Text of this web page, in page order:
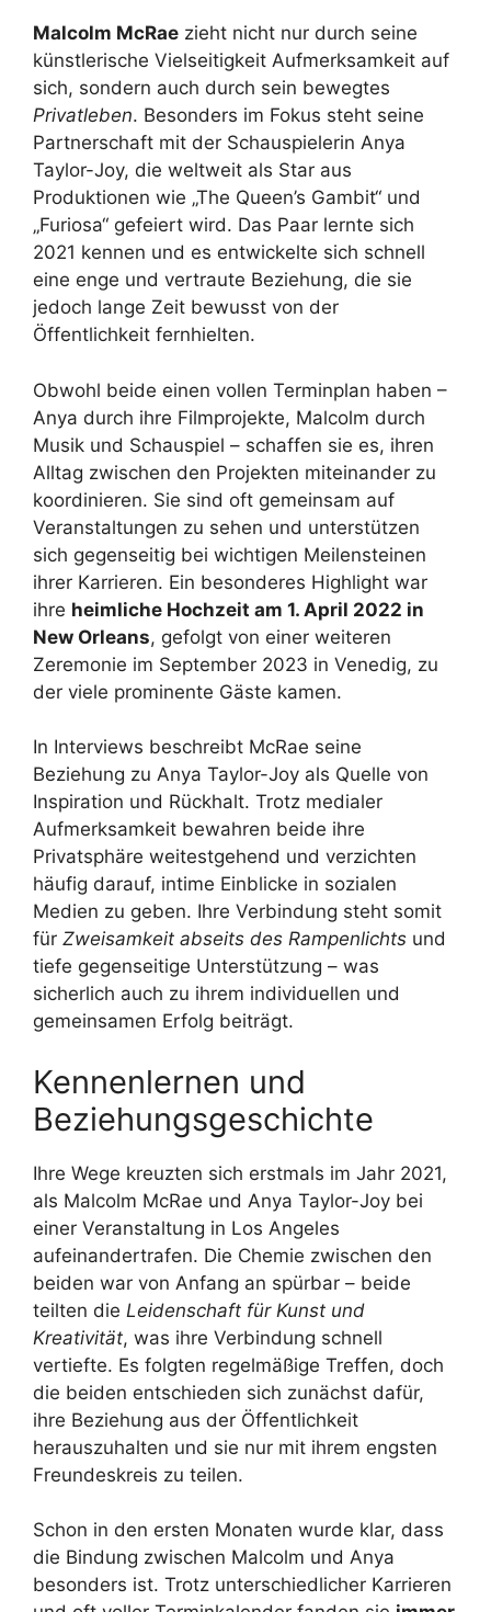
Malcolm McRae zieht nicht nur durch seine
künstlerische Vielseitigkeit Aufmerksamkeit auf
sich, sondern auch durch sein bewegtes
Privatleben. Besonders im Fokus steht seine
Partnerschaft mit der Schauspielerin Anya
Taylor-Joy, die weltweit als Star aus
Produktionen wie „The Queen’s Gambit“ und
„Furiosa“ gefeiert wird. Das Paar lernte sich
2021 kennen und es entwickelte sich schnell
eine enge und vertraute Beziehung, die sie
jedoch lange Zeit bewusst von der
Öffentlichkeit fernhielten.
Obwohl beide einen vollen Terminplan haben –
Anya durch ihre Filmprojekte, Malcolm durch
Musik und Schauspiel – schaffen sie es, ihren
Alltag zwischen den Projekten miteinander zu
koordinieren. Sie sind oft gemeinsam auf
Veranstaltungen zu sehen und unterstützen
sich gegenseitig bei wichtigen Meilensteinen
ihrer Karrieren. Ein besonderes Highlight war
ihre heimliche Hochzeit am 1. April 2022 in
New Orleans, gefolgt von einer weiteren
Zeremonie im September 2023 in Venedig, zu
der viele prominente Gäste kamen.
In Interviews beschreibt McRae seine
Beziehung zu Anya Taylor-Joy als Quelle von
Inspiration und Rückhalt. Trotz medialer
Aufmerksamkeit bewahren beide ihre
Privatsphäre weitestgehend und verzichten
häufig darauf, intime Einblicke in sozialen
Medien zu geben. Ihre Verbindung steht somit
für Zweisamkeit abseits des Rampenlichts und
tiefe gegenseitige Unterstützung – was
sicherlich auch zu ihrem individuellen und
gemeinsamen Erfolg beiträgt.
Kennenlernen und
Beziehungsgeschichte
Ihre Wege kreuzten sich erstmals im Jahr 2021,
als Malcolm McRae und Anya Taylor-Joy bei
einer Veranstaltung in Los Angeles
aufeinandertrafen. Die Chemie zwischen den
beiden war von Anfang an spürbar – beide
teilten die Leidenschaft für Kunst und
Kreativität, was ihre Verbindung schnell
vertiefte. Es folgten regelmäßige Treffen, doch
die beiden entschieden sich zunächst dafür,
ihre Beziehung aus der Öffentlichkeit
herauszuhalten und sie nur mit ihrem engsten
Freundeskreis zu teilen.
Schon in den ersten Monaten wurde klar, dass
die Bindung zwischen Malcolm und Anya
besonders ist. Trotz unterschiedlicher Karrieren